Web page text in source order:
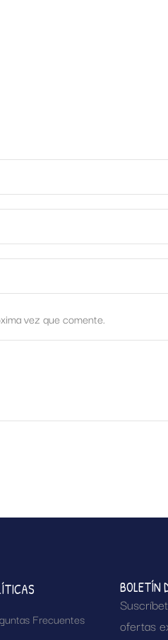
vez que comente.
Frecuentes
BOLETÍN
ofertas